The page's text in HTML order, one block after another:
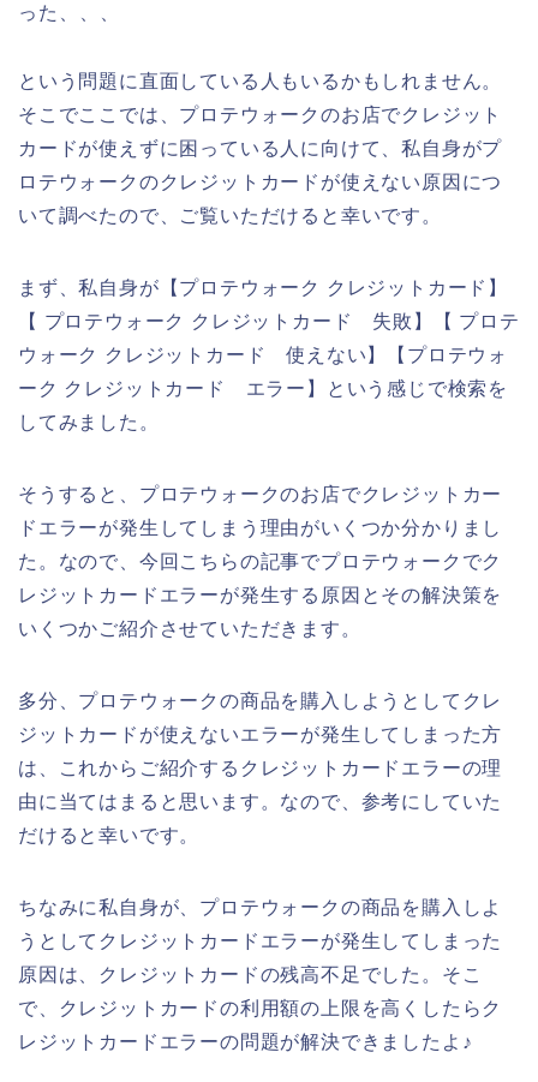
った、、、
という問題に直面している人もいるかもしれません。
そこでここでは、プロテウォークのお店でクレジット
カードが使えずに困っている人に向けて、私自身がプ
ロテウォークのクレジットカードが使えない原因につ
いて調べたので、ご覧いただけると幸いです。
まず、私自身が【プロテウォーク クレジットカード】
【 プロテウォーク クレジットカード 失敗】【 プロテ
ウォーク クレジットカード 使えない】【プロテウォ
ーク クレジットカード エラー】という感じで検索を
してみました。
そうすると、プロテウォークのお店でクレジットカー
ドエラーが発生してしまう理由がいくつか分かりまし
た。なので、今回こちらの記事でプロテウォークでク
レジットカードエラーが発生する原因とその解決策を
いくつかご紹介させていただきます。
多分、プロテウォークの商品を購入しようとしてクレ
ジットカードが使えないエラーが発生してしまった方
は、これからご紹介するクレジットカードエラーの理
由に当てはまると思います。なので、参考にしていた
だけると幸いです。
ちなみに私自身が、プロテウォークの商品を購入しよ
うとしてクレジットカードエラーが発生してしまった
原因は、クレジットカードの残高不足でした。そこ
で、クレジットカードの利用額の上限を高くしたらク
レジットカードエラーの問題が解決できましたよ♪